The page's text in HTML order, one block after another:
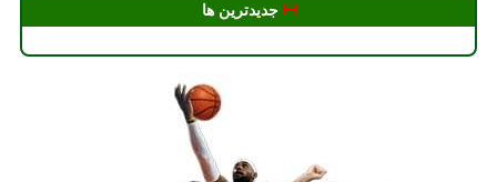
جدیدترین ها